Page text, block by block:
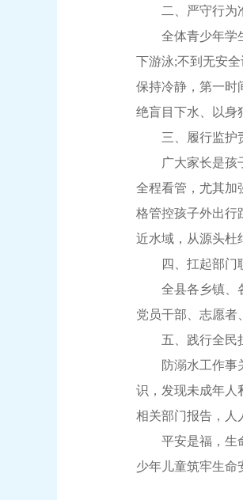
二、严守行为准
全体青少年学生
下游泳;不到无安
保持冷静，第一时
绝盲目下水、以身
三、履行监护
广大家长是孩子
全程看管，尤其加
格管控孩子外出行
近水域，从源头杜
四、扛起部门
全县各乡镇、各
党员干部、志愿者
五、践行全民
防溺水工作事关
识，发现未成年人
相关部门报告，人
平安是福，生命
少年儿童筑牢生命